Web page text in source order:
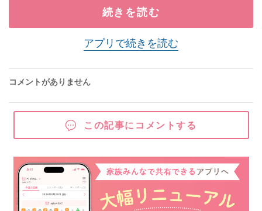
続きを読む
アプリで続きを読む
コメントがありません
この記事にコメントする